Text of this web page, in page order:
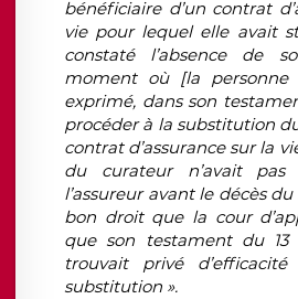
bénéficiaire d’un contrat
vie pour lequel elle avait
constaté l’absence de
moment où [la personne
exprimé, dans son
procéder à la substitution
contrat d’assurance sur la
du curateur n’avait
l’assureur avant le décès
bon droit que la cour
que son testament du 13
trouvait privé
substitution ».